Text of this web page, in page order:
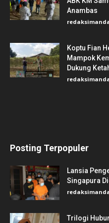
Anambas
Koptu Fian
Mampok
Dukung
Posting Terpopuler
Lansia
Singapura
Trilogi